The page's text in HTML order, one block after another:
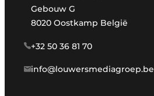
Gebouw G
8020 Oostkamp België
+32 50 36 81 70
info@louwersmediagroep.be